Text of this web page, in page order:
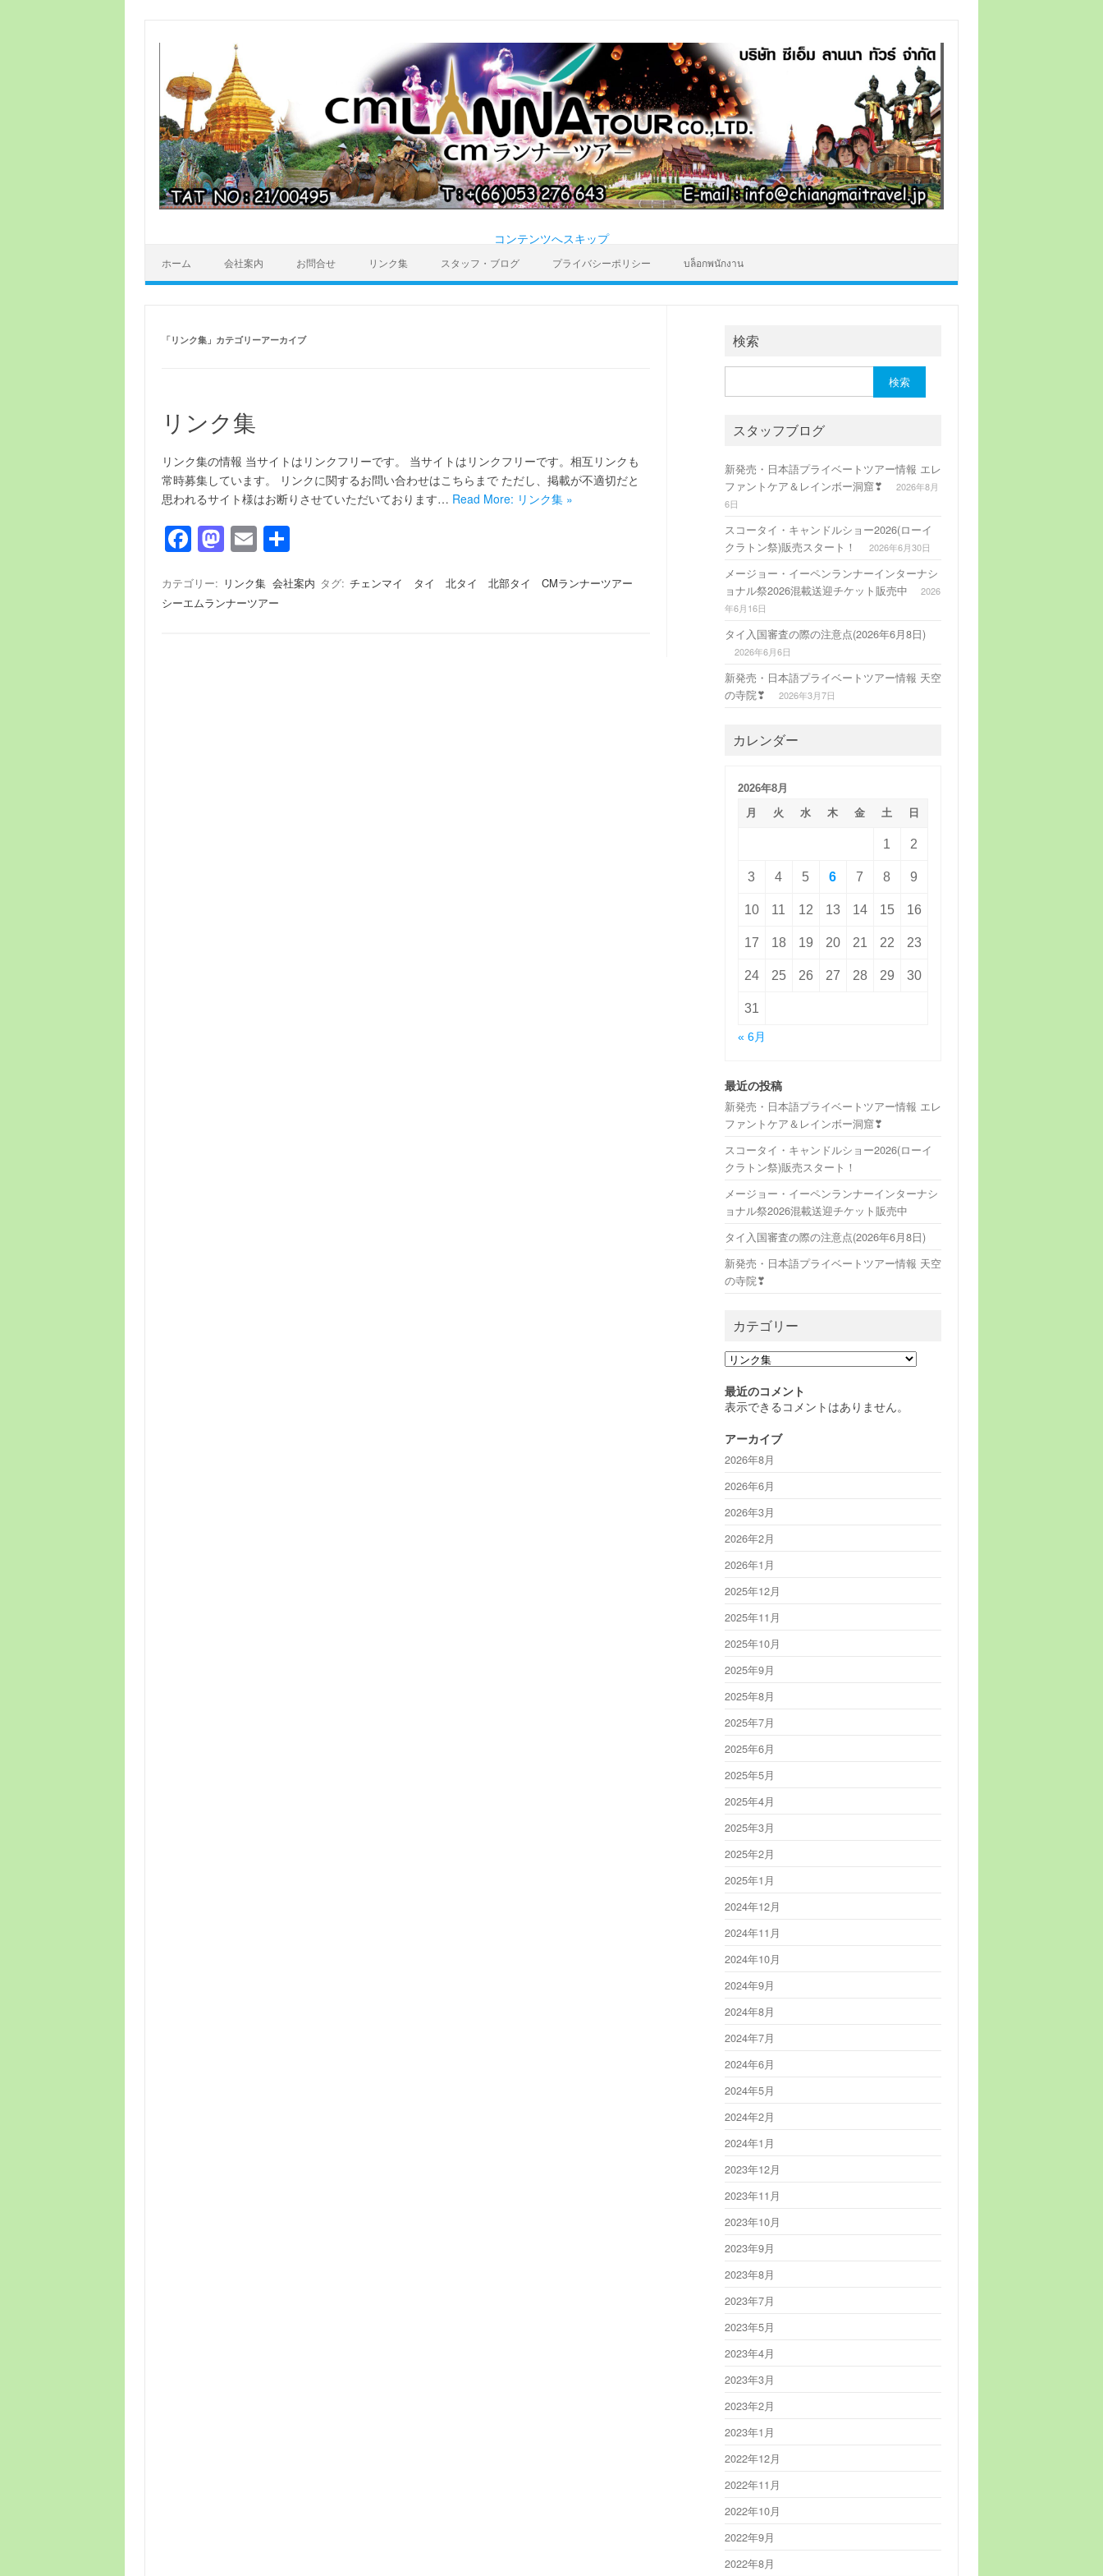
コンテンツへスキップ
ホーム 会社案内 お問合せ リンク集 スタッフ・ブログ プライバシーポリシー บล็อกพนักงาน
「リンク集」カテゴリーアーカイブ
リンク集
リンク集の情報 当サイトはリンクフリーです。 当サイトはリンクフリーです。相互リンクも
常時募集しています。 リンクに関するお問い合わせはこちらまで ただし、掲載が不適切だと
思われるサイト様はお断りさせていただいております… Read More: リンク集 »
F
c
e
M
st
o
E
ail
共
カテゴリー: リンク集 会社案内 タグ: チェンマイ タイ 北タイ 北部タイ CMランナーツアー
シーエムランナーツアー
検索
索:
スタッフブログ
新発売・日本語プライベートツアー情報 エレ
ファントケア＆レインボー洞窟❣
2026年8月
6日
スコータイ・キャンドルショー2026(ローイ
クラトン祭)販売スタート！
2026年6月30日
メージョー・イーペンランナーインターナシ
ョナル祭2026混載送迎チケット販売中
2026
年6月16日
タイ入国審査の際の注意点(2026年6月8日)
2026年6月6日
新発売・日本語プライベートツアー情報 天空
の寺院❣
2026年3月7日
カレンダー
2026年8月
月
火 水 木 金 土 日
1 2
3 4 5 6 7 8 9
10 11 12 13 14 15 16
17 18 19 20 21 22 23
24 25 26 27 28 29 30
31
« 6月
最近の投稿
新発売・日本語プライベートツアー情報 エレ
ファントケア＆レインボー洞窟❣
スコータイ・キャンドルショー2026(ローイ
クラトン祭)販売スタート！
メージョー・イーペンランナーインターナシ
ョナル祭2026混載送迎チケット販売中
タイ入国審査の際の注意点(2026年6月8日)
新発売・日本語プライベートツアー情報 天空
の寺院❣
カテゴリー
カ
ゴ
リ
最近のコメント
表示できるコメントはありません。
アーカイブ
2026年8月
2026年6月
2026年3月
2026年2月
2026年1月
2025年12月
2025年11月
2025年10月
2025年9月
2025年8月
2025年7月
2025年6月
2025年5月
2025年4月
2025年3月
2025年2月
2025年1月
2024年12月
2024年11月
2024年10月
2024年9月
2024年8月
2024年7月
2024年6月
2024年5月
2024年2月
2024年1月
2023年12月
2023年11月
2023年10月
2023年9月
2023年8月
2023年7月
2023年5月
2023年4月
2023年3月
2023年2月
2023年1月
2022年12月
2022年11月
2022年10月
2022年9月
2022年8月